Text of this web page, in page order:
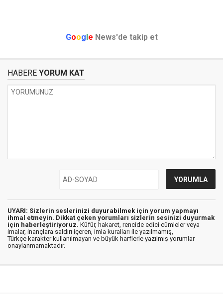
Google News'de takip et
HABERE YORUM KAT
UYARI: Sizlerin seslerinizi duyurabilmek için yorum yapmayı
ihmal etmeyin. Dikkat çeken yorumları sizlerin sesinizi duyurmak
için haberleştiriyoruz. Küfür, hakaret, rencide edici cümleler veya
imalar, inançlara saldırı içeren, imla kuralları ile yazılmamış,
Türkçe karakter kullanılmayan ve büyük harflerle yazılmış yorumlar
onaylanmamaktadır.